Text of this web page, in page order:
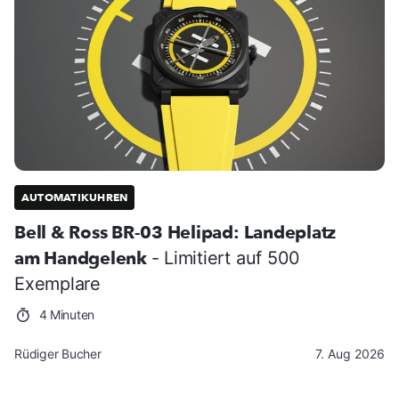
AUTOMATIKUHREN
Bell & Ross BR-03 Helipad: Landeplatz
am Handgelenk - Limitiert auf 500
Exemplare
4 Minuten
Rüdiger Bucher 7. Aug 2026